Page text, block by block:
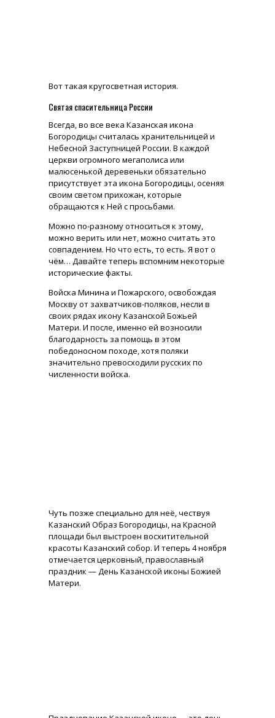
Вот такая кругосветная история.
Святая спасительница России
Всегда, во все века Казанская икона
Богородицы считалась хранительницей и
Небесной Заступницей России. В каждой
церкви огромного мегаполиса или
малюсенькой деревеньки обязательно
присутствует эта икона Богородицы, осеняя
своим светом прихожан, которые
обращаются к Ней с просьбами.
Можно по-разному относиться к этому,
можно верить или нет, можно считать это
совпадением. Но что есть, то есть. Я вот о
чём… Давайте теперь вспомним некоторые
исторические факты.
Войска Минина и Пожарского, освобождая
Москву от захватчиков-поляков, несли в
своих рядах икону Казанской Божьей
Матери. И после, именно ей возносили
благодарность за помощь в этом
победоносном походе, хотя поляки
значительно превосходили русских по
численности войска.
Чуть позже специально для неё, чествуя
Казанский Образ Богородицы, на Красной
площади был выстроен восхитительной
красоты Казанский собор. И теперь 4 ноября
отмечается церковный, православный
праздник — День Казанской иконы Божией
Матери.